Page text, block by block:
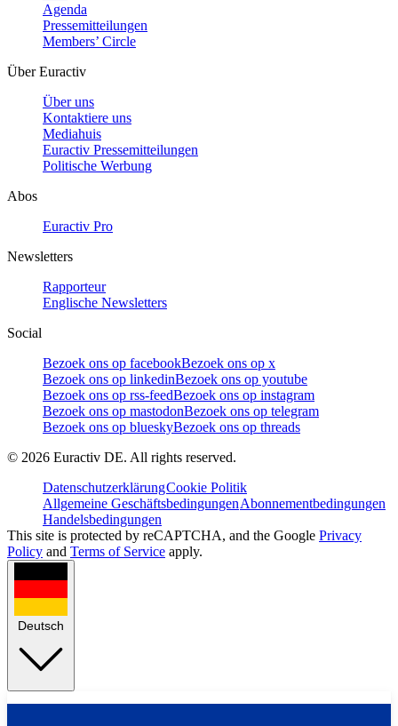
Agenda
Pressemitteilungen
Members’ Circle
Über Euractiv
Über uns
Kontaktiere uns
Mediahuis
Euractiv Pressemitteilungen
Politische Werbung
Abos
Euractiv Pro
Newsletters
Rapporteur
Englische Newsletters
Social
Bezoek ons op facebookBezoek ons op x
Bezoek ons op linkedinBezoek ons op youtube
Bezoek ons op rss-feedBezoek ons op instagram
Bezoek ons op mastodonBezoek ons op telegram
Bezoek ons op blueskyBezoek ons op threads
© 2026 Euractiv DE. All rights reserved.
DatenschutzerklärungCookie Politik
Allgemeine GeschäftsbedingungenAbonnementbedingungen
Handelsbedingungen
This site is protected by reCAPTCHA, and the Google Privacy
Policy and Terms of Service apply.
Deutsch